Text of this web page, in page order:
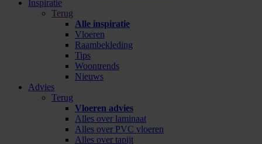
Inspiratie
Terug
Alle inspiratie
Vloeren
Raambekleding
Tips
Woontrends
Nieuws
Advies
Terug
Vloeren advies
Alles over laminaat
Alles over PVC vloeren
Alles over tapijt